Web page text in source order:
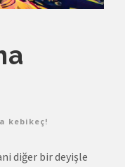
kebikeç!
diğer bir deyişle